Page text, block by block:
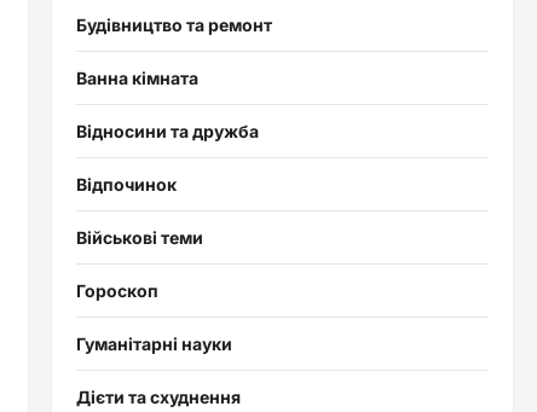
Будівництво та ремонт
Ванна кімната
Відносини та дружба
Відпочинок
Військові теми
Гороскоп
Гуманітарні науки
Дієти та схуднення